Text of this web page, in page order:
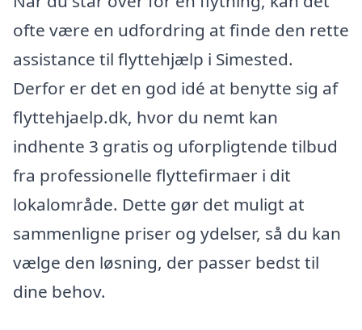
ofte være en udfordring at finde den rette
assistance til flyttehjælp i Simested.
Derfor er det en god idé at benytte sig af
flyttehjaelp.dk, hvor du nemt kan
indhente 3 gratis og uforpligtende tilbud
fra professionelle flyttefirmaer i dit
lokalområde. Dette gør det muligt at
sammenligne priser og ydelser, så du kan
vælge den løsning, der passer bedst til
dine behov.